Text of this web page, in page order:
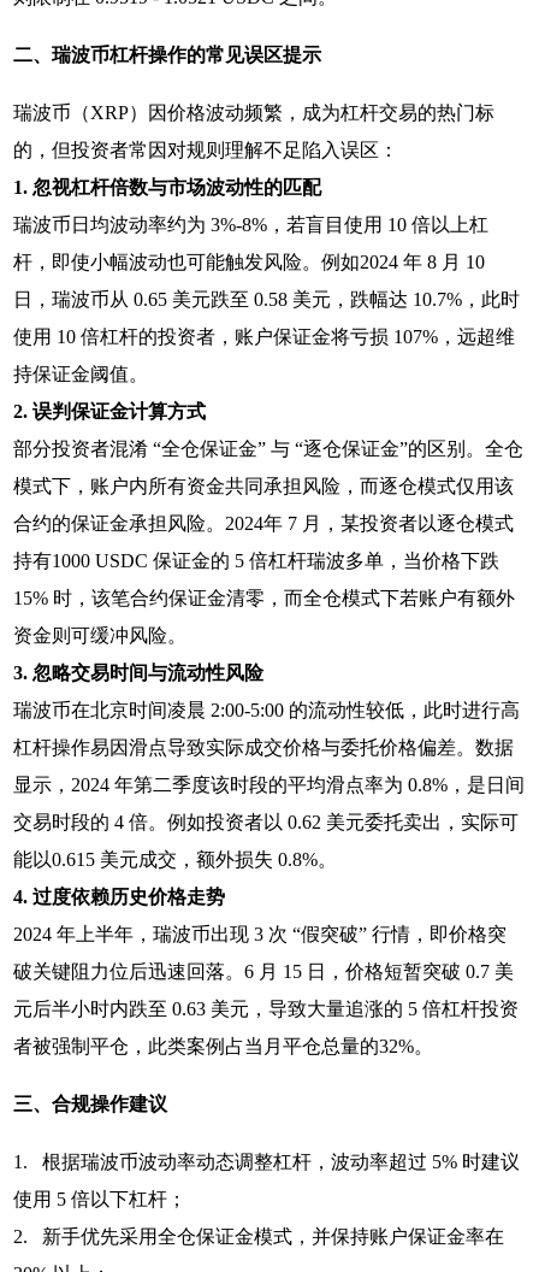
二、瑞波币杠杆操作的常见误区提示
瑞波币（XRP）因价格波动频繁，成为杠杆交易的热门标
的，但投资者常因对规则理解不足陷入误区：
1. 忽视杠杆倍数与市场波动性的匹配
瑞波币日均波动率约为 3%-8%，若盲目使用 10 倍以上杠
杆，即使小幅波动也可能触发风险。例如2024 年 8 月 10
日，瑞波币从 0.65 美元跌至 0.58 美元，跌幅达 10.7%，此时
使用 10 倍杠杆的投资者，账户保证金将亏损 107%，远超维
持保证金阈值。
2. 误判保证金计算方式
部分投资者混淆 “全仓保证金” 与 “逐仓保证金”的区别。全仓
模式下，账户内所有资金共同承担风险，而逐仓模式仅用该
合约的保证金承担风险。2024年 7 月，某投资者以逐仓模式
持有1000 USDC 保证金的 5 倍杠杆瑞波多单，当价格下跌
15% 时，该笔合约保证金清零，而全仓模式下若账户有额外
资金则可缓冲风险。
3. 忽略交易时间与流动性风险
瑞波币在北京时间凌晨 2:00-5:00 的流动性较低，此时进行高
杠杆操作易因滑点导致实际成交价格与委托价格偏差。数据
显示，2024 年第二季度该时段的平均滑点率为 0.8%，是日间
交易时段的 4 倍。例如投资者以 0.62 美元委托卖出，实际可
能以0.615 美元成交，额外损失 0.8%。
4. 过度依赖历史价格走势
2024 年上半年，瑞波币出现 3 次 “假突破” 行情，即价格突
破关键阻力位后迅速回落。6 月 15 日，价格短暂突破 0.7 美
元后半小时内跌至 0.63 美元，导致大量追涨的 5 倍杠杆投资
者被强制平仓，此类案例占当月平仓总量的32%。
三、合规操作建议
1. 根据瑞波币波动率动态调整杠杆，波动率超过 5% 时建议
使用 5 倍以下杠杆；
2. 新手优先采用全仓保证金模式，并保持账户保证金率在